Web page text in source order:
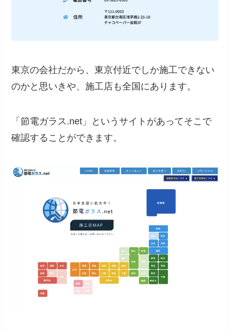
東京の会社だから、東京付近でしか施工できない
のかと思いきや、施工店も全国にあります。
「節電ガラス.net」というサイトがあってそこで
確認することができます。